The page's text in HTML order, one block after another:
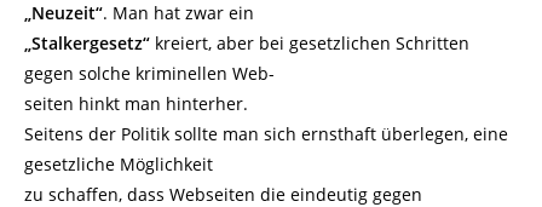
„Neuzeit“. Man hat zwar ein
„Stalkergesetz“ kreiert, aber bei gesetzlichen Schritten
gegen solche kriminellen Web-
seiten hinkt man hinterher.
Seitens der Politik sollte man sich ernsthaft überlegen, eine
gesetzliche Möglichkeit
zu schaffen, dass Webseiten die eindeutig gegen